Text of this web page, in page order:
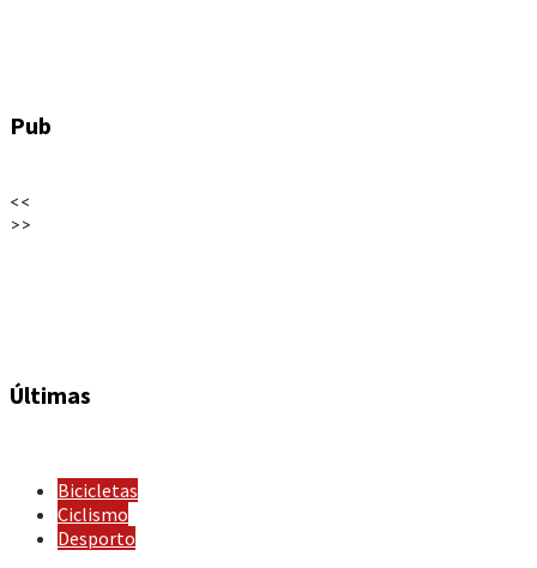
Pub
<<
>>
Últimas
Bicicletas
Ciclismo
Desporto